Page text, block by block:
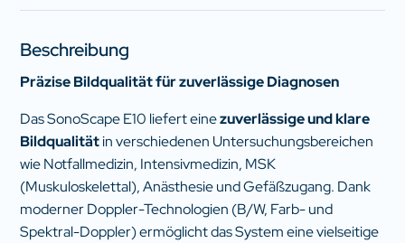
Beschreibung
Präzise Bildqualität für zuverlässige Diagnosen
Das SonoScape E10 liefert einezuverlässige und klare
Bildqualitätin verschiedenen Untersuchungsbereichen
wie Notfallmedizin, Intensivmedizin, MSK
(Muskuloskelettal), Anästhesie und Gefäßzugang. Dank
moderner Doppler-Technologien (B/W, Farb- und
Spektral-Doppler) ermöglicht das System eine vielseitige